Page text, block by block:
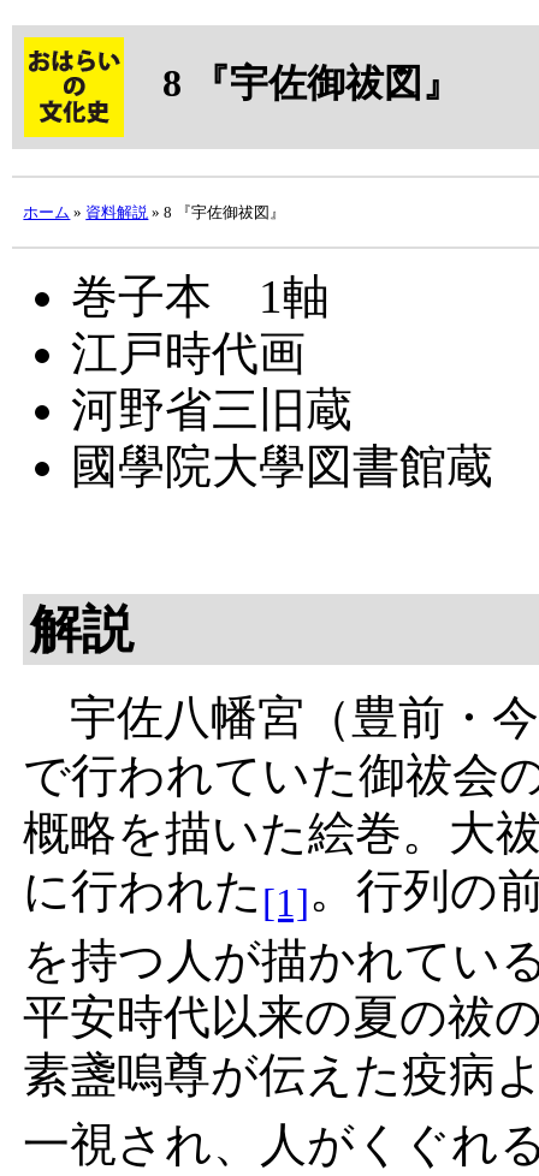
8 『宇佐御祓図』
ホーム » 資料解説 » 8 『宇佐御祓図』
巻子本 1軸
江戸時代画
河野省三旧蔵
國學院大學図書館蔵
解説
宇佐八幡宮 （豊前・
で行われていた御祓会
概略を描いた絵巻。 大
に行われた [1]。行列の
を持つ人が描かれてい
平安時代以来の夏の祓
素盞嗚尊が伝えた疫病
一視され、人がくぐれ